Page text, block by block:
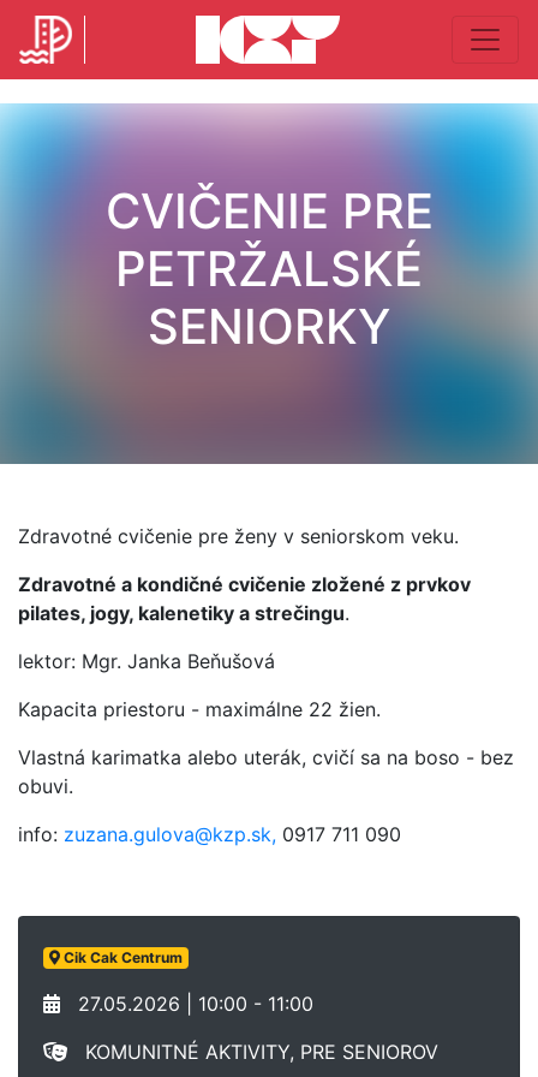
CVIČENIE PRE
PETRŽALSKÉ
SENIORKY
Zdravotné cvičenie pre ženy v seniorskom veku.
Zdravotné a kondičné cvičenie zložené z prvkov
pilates, jogy, kalenetiky a strečingu.
lektor: Mgr. Janka Beňušová
Kapacita priestoru - maximálne 22 žien.
Vlastná karimatka alebo uterák, cvičí sa na boso - bez
obuvi.
info: zuzana.gulova@kzp.sk, 0917 711 090
Cik Cak Centrum
27.05.2026 | 10:00 - 11:00
KOMUNITNÉ AKTIVITY, PRE SENIOROV